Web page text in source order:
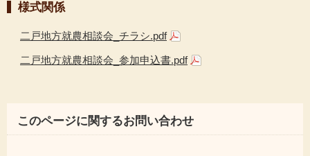
様式関係
二戸地方就農相談会_チラシ.pdf
二戸地方就農相談会_参加申込書.pdf
このページに関するお問い合わせ